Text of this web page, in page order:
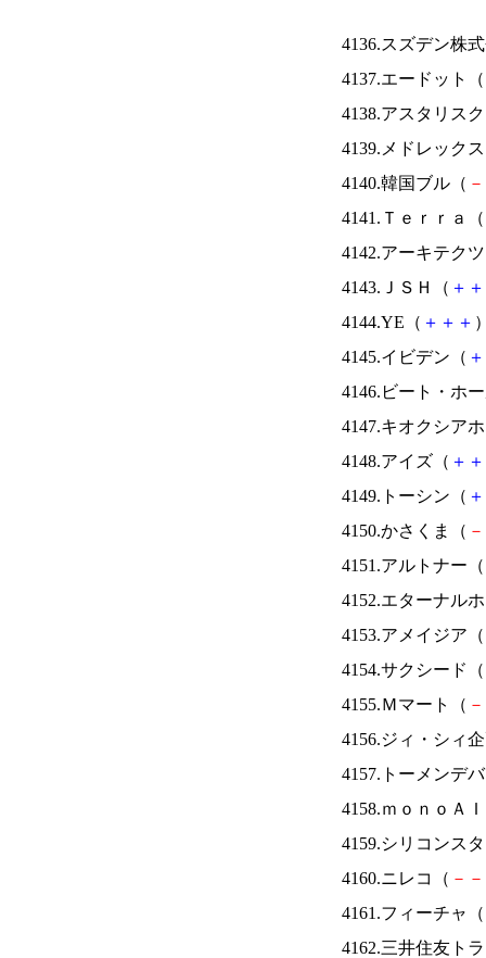
4136.スズデン株
4137.エードット（
4138.アスタリス
4139.メドレック
4140.韓国ブル（ －
4141.Ｔｅｒｒａ（
4142.アーキテク
4143.ＪＳＨ（ ＋ ＋
4144.YE（ ＋ ＋ ＋
4145.イビデン（ ＋
4146.ビート・ホ
4147.キオクシア
4148.アイズ（ ＋ ＋
4149.トーシン（ ＋
4150.かさくま（ －
4151.アルトナー（
4152.エターナル
4153.アメイジア（
4154.サクシード（
4155.Ｍマート（ －
4156.ジィ・シィ
4157.トーメンデ
4158.ｍｏｎｏＡ
4159.シリコンス
4160.ニレコ（ － －
4161.フィーチャ（
4162.三井住友ト